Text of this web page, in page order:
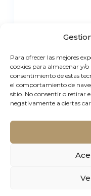
Para ofrecer las mejores
cookies para almacenar y/
consentimiento de estas
el comportamiento de
sitio. No consentir o retirar
negativamente a ciertas